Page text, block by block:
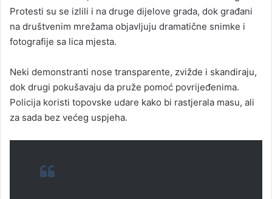
Protesti su se izlili i na druge dijelove grada, dok građani
na društvenim mrežama objavljuju dramatične snimke i
fotografije sa lica mjesta.
Neki demonstranti nose transparente, zvižde i skandiraju,
dok drugi pokušavaju da pruže pomoć povrijeđenima.
Policija koristi topovske udare kako bi rastjerala masu, ali
za sada bez većeg uspjeha.